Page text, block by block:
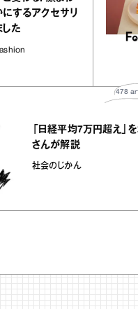
を華やかにするアクセサリ
を集めました
/ Fashion
経平均7万円超え」を堀潤
が解説
のじかん